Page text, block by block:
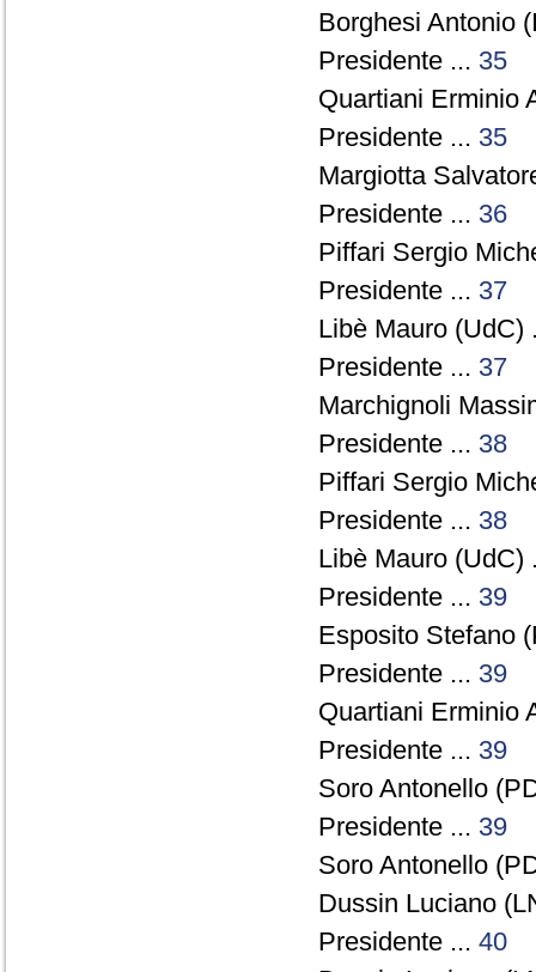
Borghesi Antonio
Presidente ... 35
Quartiani Erminio
Presidente ... 35
Margiotta
Presidente ... 36
Piffari Sergio
Presidente ... 37
Libè Mauro (UdC)
Presidente ... 37
Marchignoli
Presidente ... 38
Piffari Sergio
Presidente ... 38
Libè Mauro (UdC)
Presidente ... 39
Esposito Stefano
Presidente ... 39
Quartiani Erminio
Presidente ... 39
Soro Antonello
Presidente ... 39
Soro Antonello
Dussin Luciano
Presidente ... 40